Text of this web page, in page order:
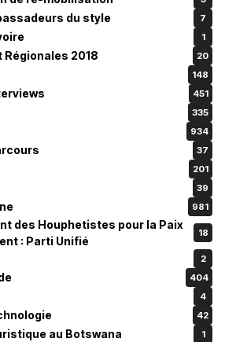
du style 7
1
2018 20
148
451
335
934
37
201
39
981
des Houphetistes pour la Paix
: Parti Unifié
18
2
404
4
42
au Botswana 1